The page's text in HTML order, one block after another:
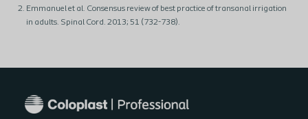
Emmanuel et al. Consensus review of best practice of transanal irrigation
in adults. Spinal Cord. 2013; 51 (732-738).